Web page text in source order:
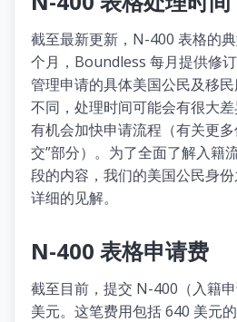
截至最新更新，N-400 表格的
个月，Boundless 每月提供修
管理申请的具体美国公民及移
不同，处理时间可能会有很大
有机会加快申请流程（有关更
交”部分）。为了全面了解入籍
段的内容，我们的美国公民身
详细的见解。
N-400 表格申请费
截至目前，提交 N-400（入籍
美元。这笔费用包括 640 美元